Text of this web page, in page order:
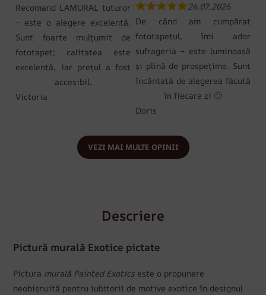
Recomand LAMURAL tuturor
– este o alegere excelentă.
Sunt foarte mulțumit de
fototapet; calitatea este
excelentă, iar prețul a fost
accesibil.
Victoria
26.07.2026
De când am cumpărat
fototapetul, îmi ador
sufrageria – este luminoasă
și plină de prospețime. Sunt
încântată de alegerea făcută
în fiecare zi 🙂
Doris
VEZI MAI MULTE OPINII
Descriere
Pictură murală Exotice pictate
Pictura murală Painted Exotics este o propunere
neobișnuită pentru iubitorii de motive exotice în designul